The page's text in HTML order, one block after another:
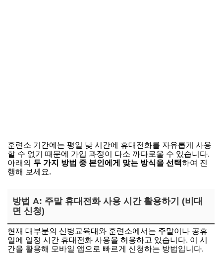
훈련소 기간에는 평일 낮 시간에 휴대전화를 자유롭게 사용
할 수 없기 때문에 가입 과정이 다소 까다로울 수 있습니다.
아래의 두 가지 방법 중 본인에게 맞는 방식을 선택하여 진
행해 보세요.
방법 A: 주말 휴대전화 사용 시간 활용하기 (비대
면 신청)
현재 대부분의 신병교육대와 훈련소에서는 주말이나 공휴
일에 일정 시간 휴대전화 사용을 허용하고 있습니다. 이 시
간을 활용해 모바일 앱으로 빠르게 신청하는 방법입니다.